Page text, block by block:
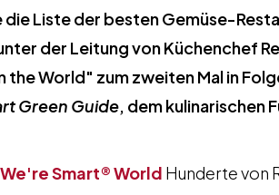
die Liste der besten Gemüse-
der Leitung von Küchenchef
the World" zum zweiten Mal in
Green Guide, dem kulinarischen
We're Smart® World Hunderte von